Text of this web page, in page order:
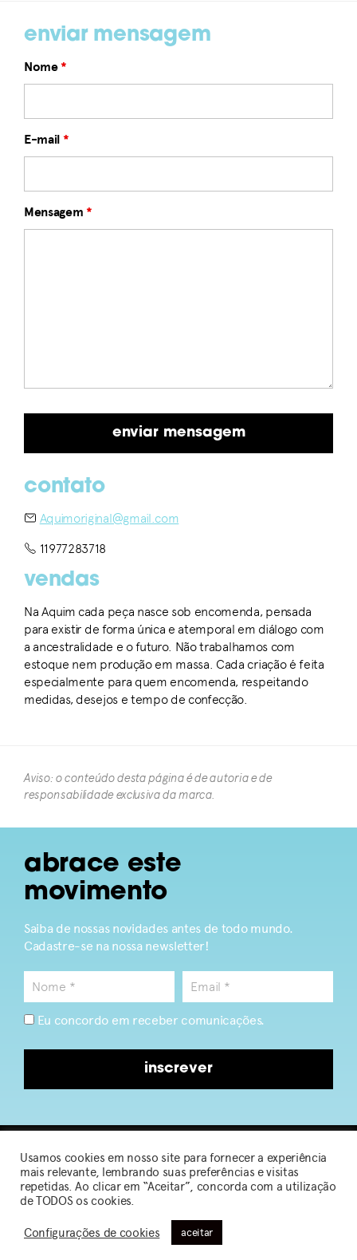
enviar mensagem
Nome *
E-mail *
Mensagem *
contato
Aquimoriginal@gmail.com
11977283718
vendas
Na Aquim cada peça nasce sob encomenda, pensada
para existir de forma única e atemporal em diálogo com
a ancestralidade e o futuro. Não trabalhamos com
estoque nem produção em massa. Cada criação é feita
especialmente para quem encomenda, respeitando
medidas, desejos e tempo de confecção.
Aviso: o conteúdo desta página é de autoria e de
responsabilidade exclusiva da marca.​
abrace este
movimento
Saiba de nossas novidades antes de todo mundo.
Cadastre-se na nossa newsletter!
Eu concordo em receber comunicações.
inscrever
2026 © Sou de Algodão
Política de Privacidade|
Usamos cookies em nosso site para fornecer a experiência
mais relevante, lembrando suas preferências e visitas
repetidas. Ao clicar em “Aceitar”, concorda com a utilização
de TODOS os cookies.
Configurações de cookies aceitar